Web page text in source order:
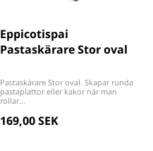
Eppicotispai
Pastaskärare Stor oval
Pastaskärare Stor oval. Skapar runda
pastaplattor eller kakor när man
rollar...
169,00 SEK